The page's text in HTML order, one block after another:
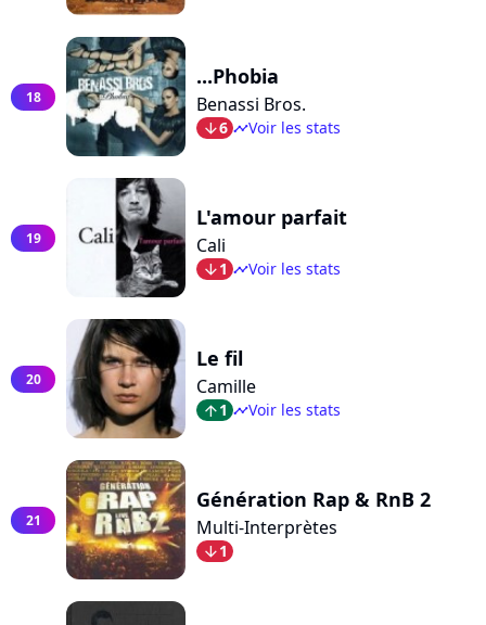
18
...Phobia
Benassi Bros.
arrow_bot6 timelineVoir les stats
19
L'amour parfait
Cali
arrow_bot1 timelineVoir les stats
20
Le fil
Camille
arrow_top1 timelineVoir les stats
21
Génération Rap & RnB 2
Multi-Interprètes
arrow_bot1